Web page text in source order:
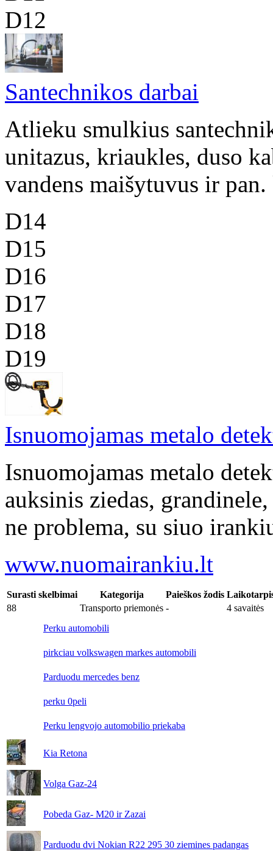
D12
Santechnikos darbai
Atlieku smulkius
unitazus, kriaukles, duso
vandens maišytuvus ir
D14
D15
D16
D17
D18
D19
Isnuomojamas metalo
Isnuomojamas metalo
auksinis ziedas,
ne problema, su siuo
www.nuomairankiu.lt
Surasti skelbimai Kategorija Paieškos žodis
88
Transporto priemonės -
4 savaitės
Perku automobili
pirkciau volkswagen markes automobili
Parduodu mercedes benz
perku 0peli
Perku lengvojo automobilio priekaba
Kia Retona
Volga Gaz-24
Pobeda Gaz- M20 ir Zazai
Parduodu dvi Nokian R22 295 30 ziemines padangas